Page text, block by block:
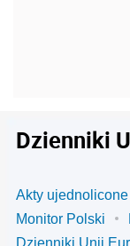
Dzienniki
Akty ujednolicone
Monitor Polski
Dzienniki Unii